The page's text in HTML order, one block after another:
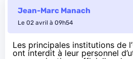
Jean-Marc Manach
Le 02 avril à 09h54
Les principales institutions de
ont interdit à leur personnel